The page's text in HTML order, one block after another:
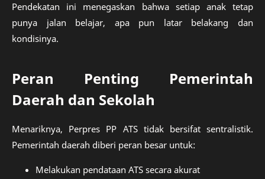
Pendekatan ini menegaskan bahwa setiap anak tetap
punya jalan belajar, apa pun latar belakang dan
kondisinya.
Peran Penting Pemerintah
Daerah dan Sekolah
Menariknya, Perpres PP ATS tidak bersifat sentralistik.
Pemerintah daerah diberi peran besar untuk:
Melakukan pendataan ATS secara akurat